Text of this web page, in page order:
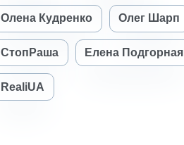
Олена Кудренко Олег Шарп
СтопРаша Елена Подгорная
RealiUA